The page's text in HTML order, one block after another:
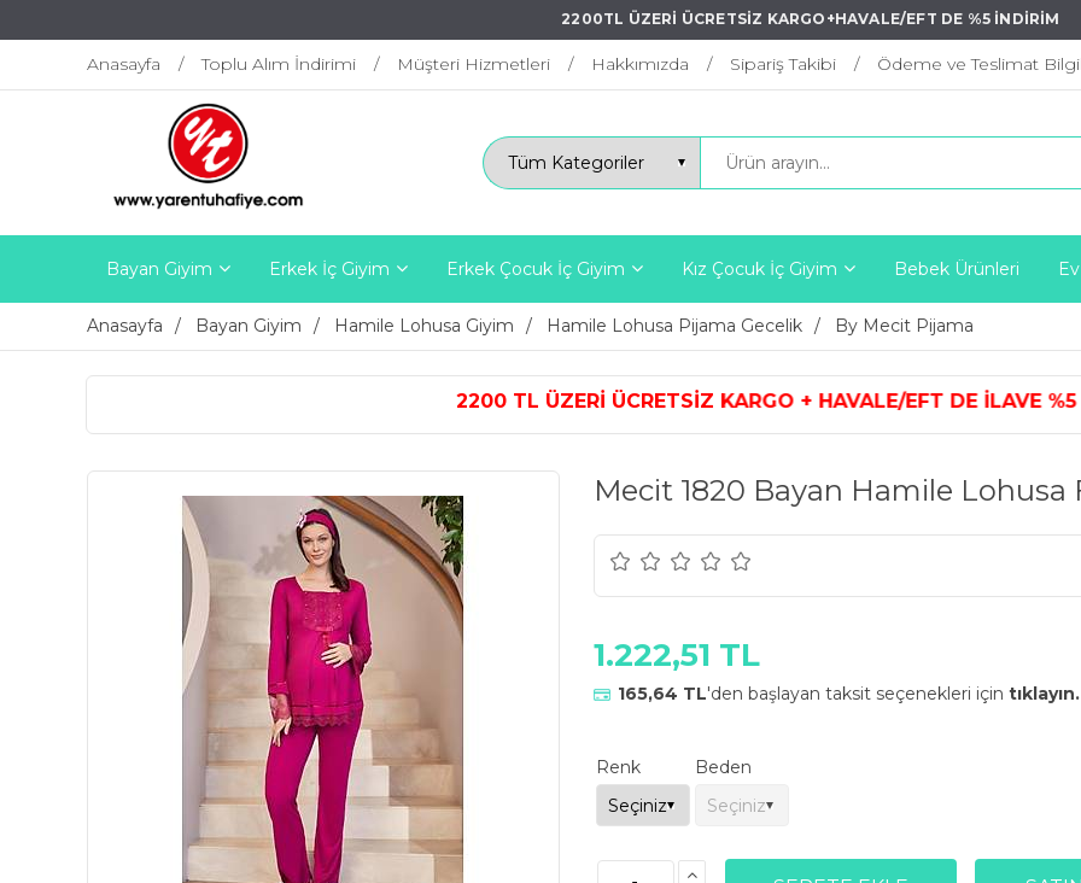
2200TL ÜZERİ ÜCRETSİZ KARGO+HAVALE/EFT DE %5 İNDİRİM
Anasayfa Toplu Alım İndirimi Müşteri Hizmetleri Hakkımızda Sipariş Takibi Ödeme ve Teslimat
Bayan Giyim Erkek İç Giyim Erkek Çocuk İç Giyim Kız Çocuk İç Giyim Bebek Ürünleri
Anasayfa Bayan Giyim Hamile Lohusa Giyim Hamile Lohusa Pijama Gecelik By Mecit Pijama
2200 TL ÜZERİ ÜCRETSİZ KARGO + HAVALE/EFT DE İLAVE %5
Mecit 1820 Bayan Hamile Lohusa
1.222,51 TL
165,64 TL'den başlayan taksit seçenekleri için tıklayın.
Renk Beden